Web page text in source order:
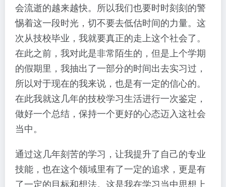
会流逝的越来越快。所以我们也要时时刻刻的警
惕着这一段时光，切不要去低估时间的力量。这
次从技校毕业，我就要真正的走上这个社会了。
在此之前，我对此是非常陌生的，但是上个学期
的假期里，我抽出了一部分的时间出去实习过，
所以对于现在的我来说，也是有一定的信心的。
在此我就这几年的技校学习生活进行一次鉴定，
做好一个总结，保持一个更好的心态迈入这社会
当中。
通过这几年刻苦的学习，让我提升了自己的专业
技能，也在这个领域里有了一定的追求，更是有
了一定的目标和想法。这是我在学习当中思想上